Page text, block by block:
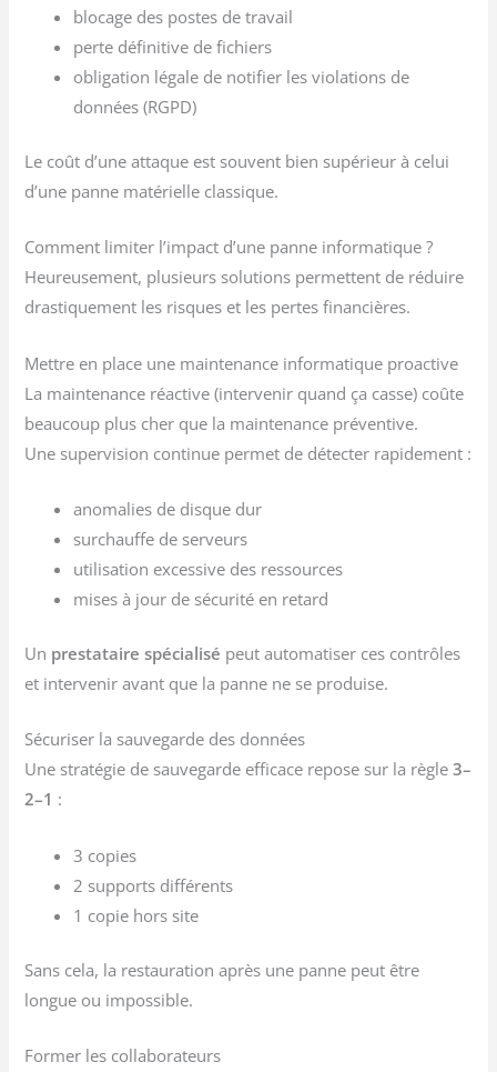
blocage des postes de travail
perte définitive de fichiers
obligation légale de notifier les violations de
données (RGPD)
Le coût d’une attaque est souvent bien supérieur à celui
d’une panne matérielle classique.
Comment limiter l’impact d’une panne informatique ?
Heureusement, plusieurs solutions permettent de réduire
drastiquement les risques et les pertes financières.
Mettre en place une maintenance informatique proactive
La maintenance réactive (intervenir quand ça casse) coûte
beaucoup plus cher que la maintenance préventive.
Une supervision continue permet de détecter rapidement :
anomalies de disque dur
surchauffe de serveurs
utilisation excessive des ressources
mises à jour de sécurité en retard
Un prestataire spécialisé peut automatiser ces contrôles
et intervenir avant que la panne ne se produise.
Sécuriser la sauvegarde des données
Une stratégie de sauvegarde efficace repose sur la règle3–
2–1 :
3 copies
2 supports différents
1 copie hors site
Sans cela, la restauration après une panne peut être
longue ou impossible.
Former les collaborateurs